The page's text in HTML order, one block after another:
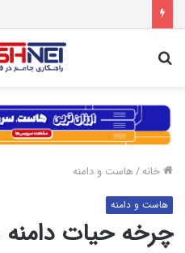
خانه/هاست و دامنه
هاست و دامنه
چرخه حیات دامنه